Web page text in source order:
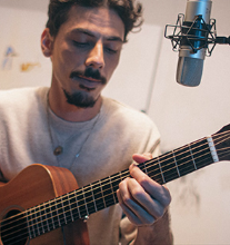
Insane Sessions | Temporada 01
2022